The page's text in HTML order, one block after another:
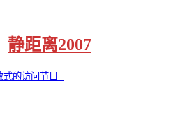
静距离2007
式的访问节目...